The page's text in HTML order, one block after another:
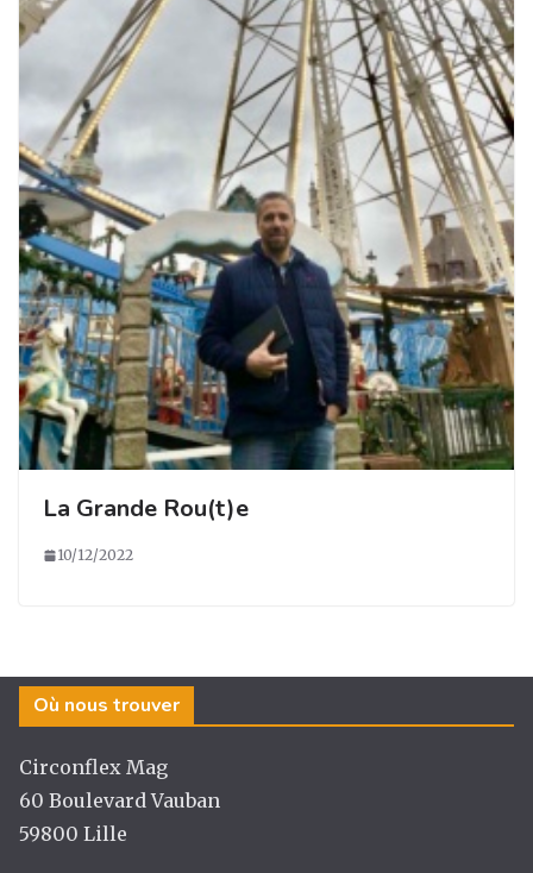
La Grande Rou(t)e
10/12/2022
Où nous trouver
Circonflex Mag
60 Boulevard Vauban
59800 Lille